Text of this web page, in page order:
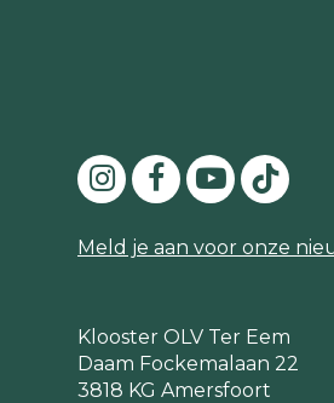
Meld je aan voor onze
Klooster OLV Ter Eem
Daam Fockemalaan 22
3818 KG Amersfoort